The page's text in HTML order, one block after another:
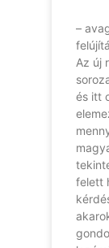
–
Az új
és itt
felett